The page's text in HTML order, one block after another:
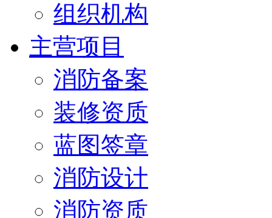
组织机构
主营项目
消防备案
装修资质
蓝图签章
消防设计
消防资质